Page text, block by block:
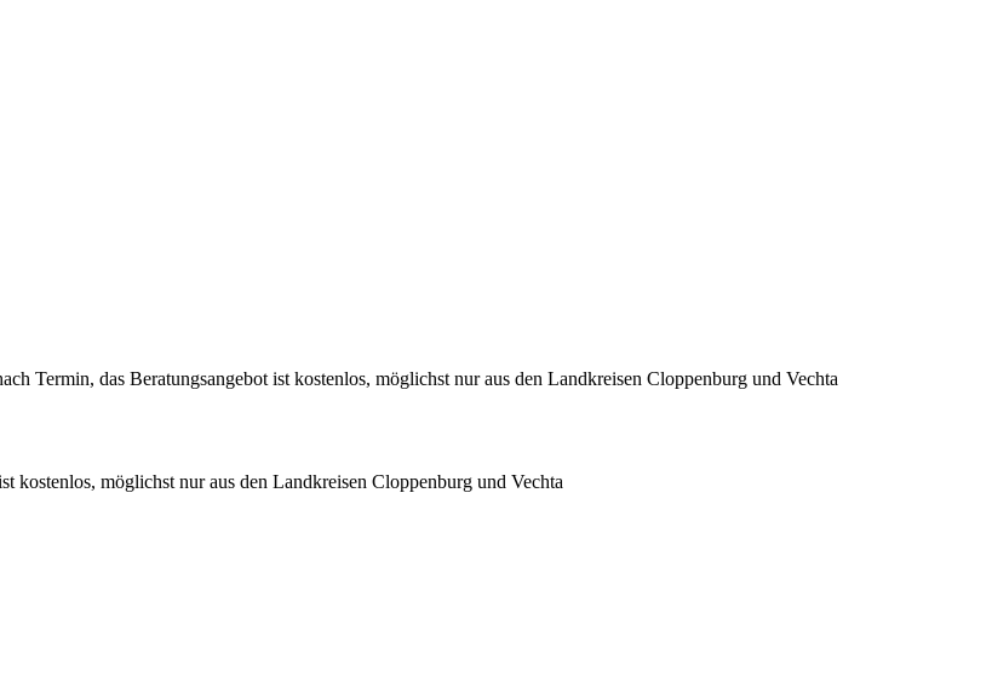
Termin, das Beratungsangebot ist kostenlos, möglichst nur aus den Landkreisen Cloppenburg und Vechta
kostenlos, möglichst nur aus den Landkreisen Cloppenburg und Vechta